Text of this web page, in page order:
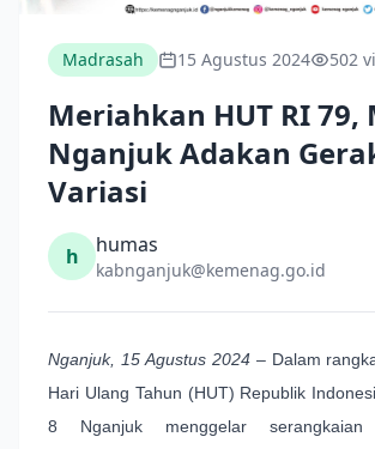
Madrasah 15 Agustus 2024 502
Meriahkan HUT RI 79,
Nganjuk Adakan
Variasi
h humas
kabnganjuk@kemenag.go.id
Nganjuk, 15 Agustus 2024 – Dalam
Hari Ulang Tahun (HUT) Republik
8 Nganjuk menggelar